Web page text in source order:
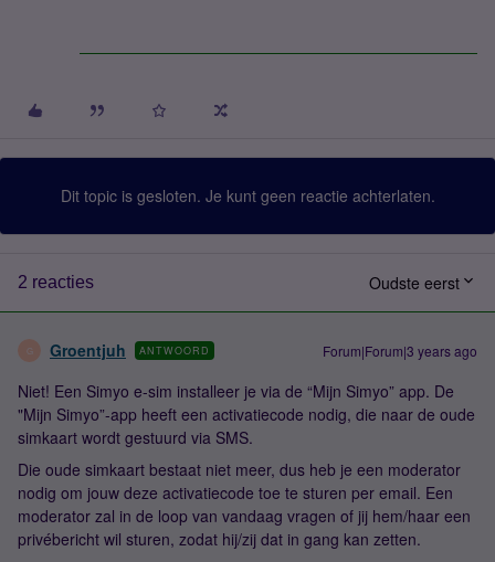
Dit topic is gesloten. Je kunt geen reactie achterlaten.
2 reacties Oudste eerst
G Groentjuh ANTWOORD Forum|Forum|3 years ago
Niet! Een Simyo e-sim installeer je via de “Mijn Simyo” app. De
"Mijn Simyo”-app heeft een activatiecode nodig, die naar de oude
simkaart wordt gestuurd via SMS.
Die oude simkaart bestaat niet meer, dus heb je een moderator
nodig om jouw deze activatiecode toe te sturen per email. Een
moderator zal in de loop van vandaag vragen of jij hem/haar een
privébericht wil sturen, zodat hij/zij dat in gang kan zetten.